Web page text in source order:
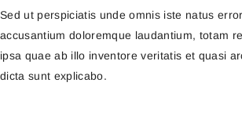
Sed ut perspiciatis unde omnis iste natus
accusantium doloremque laudantium, totam
ipsa quae ab illo inventore veritatis et quasi
dicta sunt explicabo.